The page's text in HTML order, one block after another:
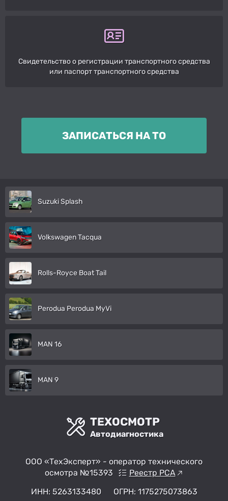
Свидетельство о регистрации транспортного средства
или паспорт транспортного средства
ЗАПИСАТЬСЯ НА ТО
Suzuki Splash
Volkswagen Tacqua
Rolls-Royce Boat Tail
Perodua Perodua MyVi
MAN 16
MAN 9
ТЕХОСМОТР
Автодиагностика
ООО «ТехЭксперт» - оператор технического
осмотра №15393
Реестр РСА
ИНН: 5263133480
ОГРН: 1175275073863